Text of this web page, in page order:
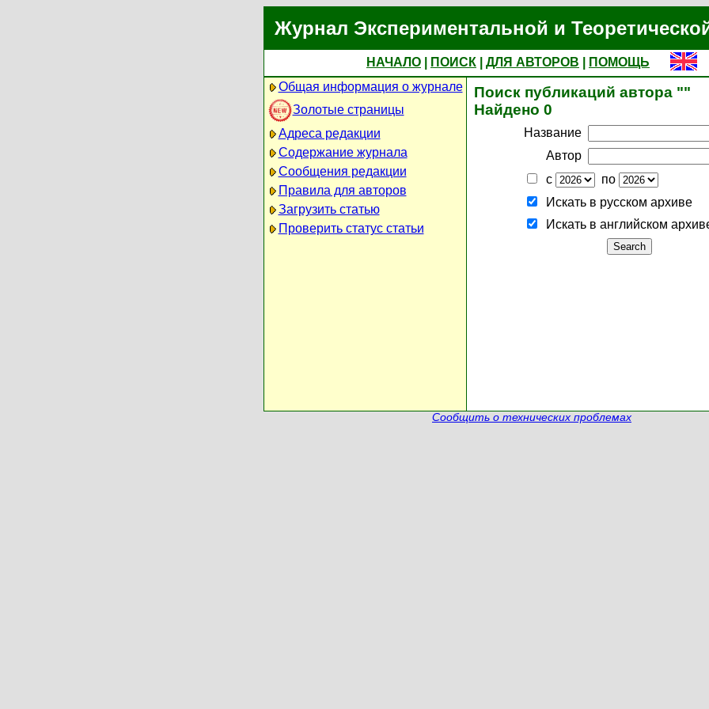
Журнал Экспериментальной и
НАЧАЛО ПОИСК ДЛЯ АВТОРОВ
ПОМОЩЬ
Общая информация о журнале
Золотые страницы
Адреса редакции
Содержание журнала
Сообщения редакции
Правила для авторов
Загрузить статью
Проверить статус статьи
Поиск публикаций автора ""
Найдено 0
Название
Автор
с
по
Искать в русском архиве
Искать в английском
Сообщить о технических проблемах